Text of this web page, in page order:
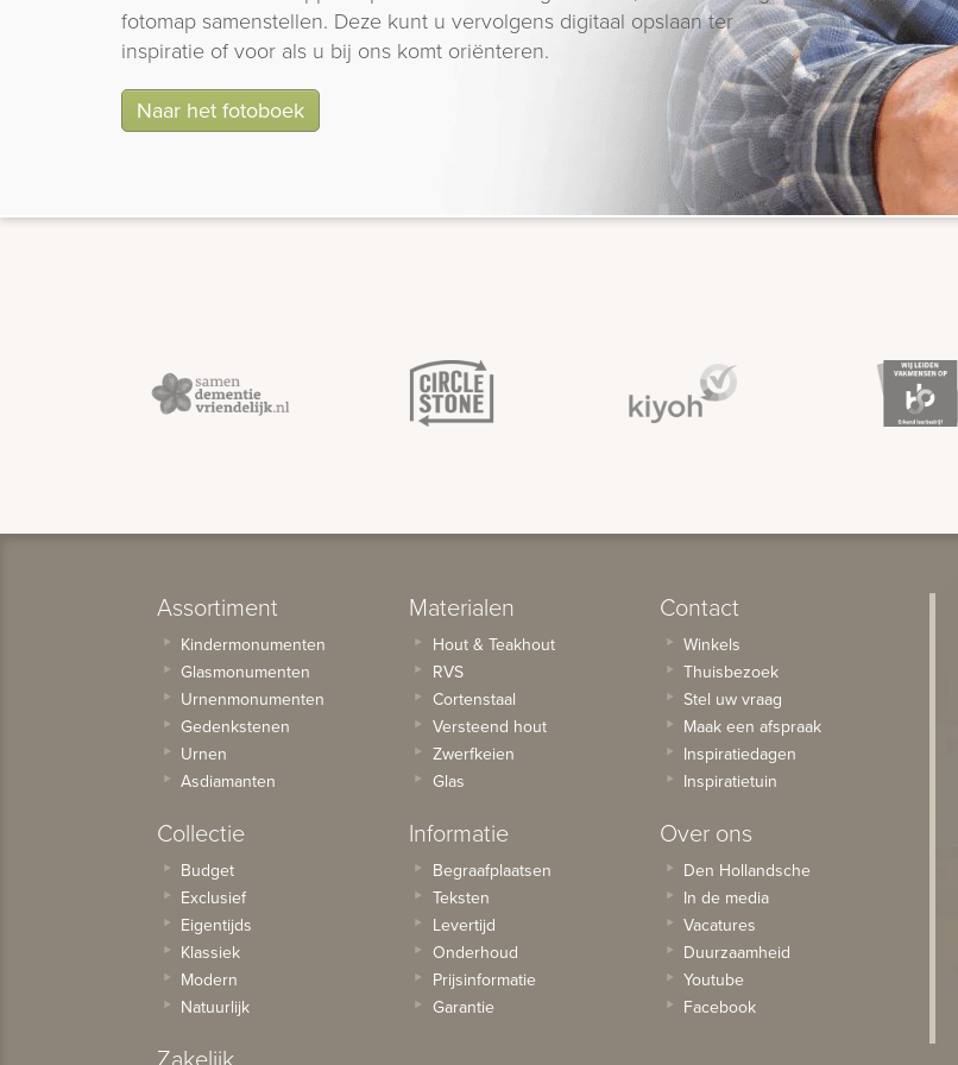
fotomap samenstellen. Deze kunt u vervolgens digitaal opslaan ter
inspiratie of voor als u bij ons komt oriënteren.
Naar het fotoboek
Assortiment
Kindermonumenten
Glasmonumenten
Urnenmonumenten
Gedenkstenen
Urnen
Asdiamanten
Collectie
Budget
Exclusief
Eigentijds
Klassiek
Modern
Natuurlijk
Zakelijk
Materialen
Hout & Teakhout
RVS
Cortenstaal
Versteend hout
Zwerfkeien
Glas
Informatie
Begraafplaatsen
Teksten
Levertijd
Onderhoud
Prijsinformatie
Garantie
Contact
Winkels
Thuisbezoek
Stel uw vraag
Maak een afspraak
Inspiratiedagen
Inspiratietuin
Over ons
Den Hollandsche
In de media
Vacatures
Duurzaamheid
Youtube
Facebook